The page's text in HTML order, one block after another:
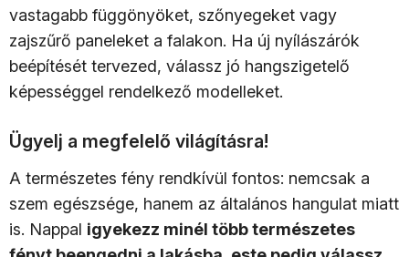
vastagabb függönyöket, szőnyegeket vagy
zajszűrő paneleket a falakon. Ha új nyílászárók
beépítését tervezed, válassz jó hangszigetelő
képességgel rendelkező modelleket.
Ügyelj a megfelelő világításra!
A természetes fény rendkívül fontos: nemcsak a
szem egészsége, hanem az általános hangulat miatt
is. Nappal igyekezz minél több természetes